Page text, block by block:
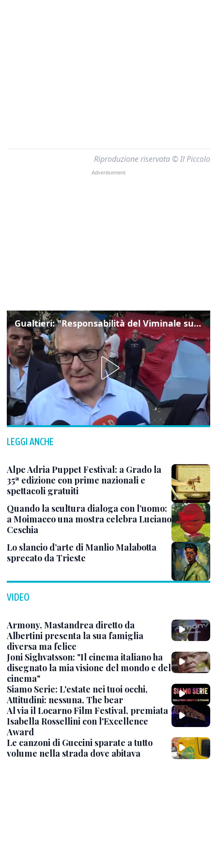
Riproduzione riservata © Il Piccolo
Gualtieri: "Responsabilità del Viminale su Spin Time? La posizione dei partiti è nota"
LEGGI ANCHE
Alpe Adria Puppet Festival: a Grado la
35ª edizione con prime nazionali e
spettacoli gratuiti
Quando la scultura dialoga con l’uomo:
a Moimacco una mostra celebra Luciano
Ceschia
Lo slancio d’arte di Manlio Malabotta
sprecato da Trieste
VIDEO
Armony, Mastandrea diretto da
Albertini presenta la sua famiglia
diversa ma felice
Joni Sighvatsson: "Il cinema italiano ha
disegnato la mia visione del mondo e del
cinema"
Siamo Serie: L'estate nei tuoi occhi,
Attitudini: nessuna, The bear
Al via il Locarno Film Festival, premiata
Isabella Rossellini con l'Excellence
Award
Le canzoni di Guccini sparate a tutto
volume nella strada dove abitava